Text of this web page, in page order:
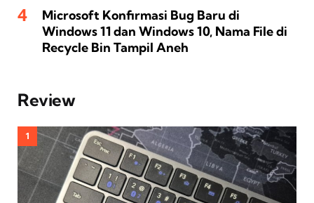
Microsoft Konfirmasi Bug Baru di
Windows 11 dan Windows 10, Nama File di
Recycle Bin Tampil Aneh
Review